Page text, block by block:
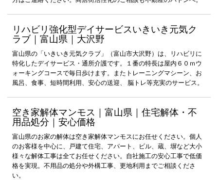
リハビリ強化型デイサービスいきいき元気ク
ラブ｜富山県｜大沢野
富山県の「いきいき元気クラブ」（富山市大沢野）は、リハビリに
特化したデイサービス・通所介護です。１番の特長は屋内６０ｍウ
ォーキングコースで毎日歩けます。またトレーニングマシーン、お
風呂、食事、短時間利用、安心の送迎、 脳トレ等充実のサービス。
空き家解体マンモス｜富山県｜住宅解体・不
用品処分｜安心価格
富山県のお家の解体は空き家解体マンモスにお任せください。個人
のお客様を中心に、戸建て住宅、アパート、ビル、蔵、塀など大小
様々な解体工事は全てお任せください。自社施工の安心工事で低価
格を実現。不用品の処分や外構工事、更地利用までご相談くださ
い。